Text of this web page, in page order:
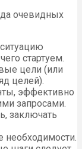
очевидных
стартуем.
цели (или
целей).
эффективно
запросами.
заключать
необходимости.